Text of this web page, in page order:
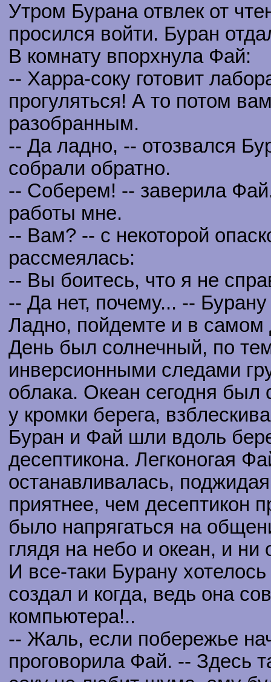
Утром Бурана отвлек от
просился войти. Буран
В комнату впорхнула Фай:
-- Харра-соку готовит
прогуляться! А то потом
разобранным.
-- Да ладно, -- отозвался
собрали обратно.
-- Соберем! -- заверила
работы мне.
-- Вам? -- с некоторой
рассмеялась:
-- Вы боитесь, что я не
-- Да нет, почему... --
Ладно, пойдемте и в самом
День был солнечный, по
инверсионными следами
облака. Океан сегодня был
у кромки берега,
Буран и Фай шли вдоль
десептикона. Легконогая
останавливалась,
приятнее, чем десептикон
было напрягаться на
глядя на небо и океан, и ни
И все-таки Бурану
создал и когда, ведь она
компьютера!..
-- Жаль, если побережье
проговорила Фай. -- Здесь